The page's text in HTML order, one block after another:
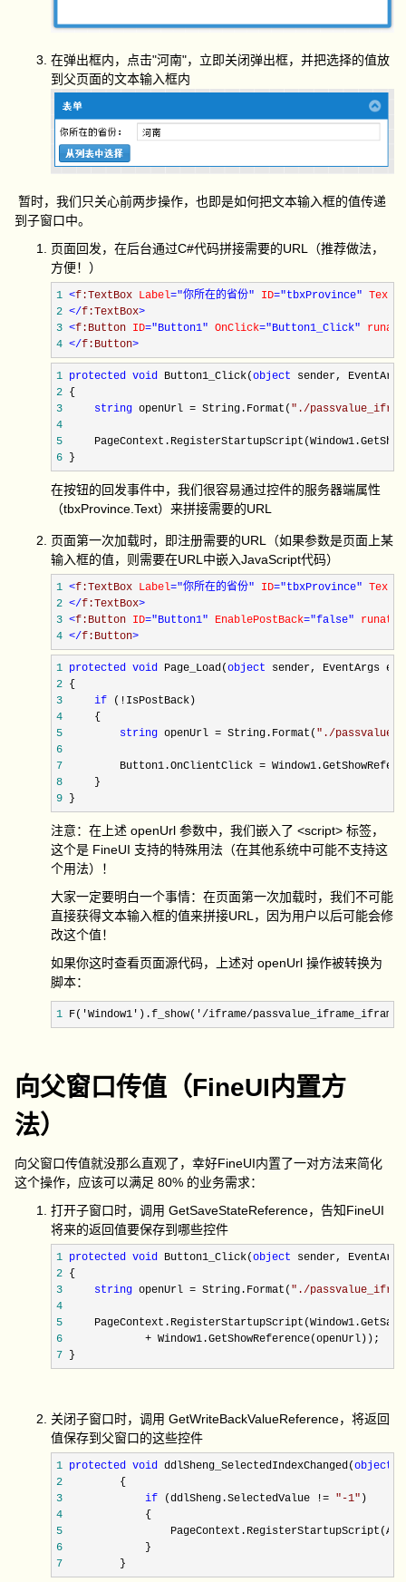
在弹出框内，点击"河南"，立即关闭弹出框，并把选择的值放
到父页面的文本输入框内
暂时，我们只关心前两步操作，也即是如何把文本输入框的值传递
到子窗口中。
页面回发，在后台通过C#代码拼接需要的URL（推荐做法，
方便！）
1 <f:TextBox Label="你所在的省份" ID="tbxProvince" Text
2 </f:TextBox>
3 <f:Button ID="Button1" OnClick="Button1_Click" runat
4 </f:Button>
1 protected void Button1_Click(object
2
3
string openUrl = String.Format( " ./
4
5
6 }
在按钮的回发事件中，我们很容易通过控件的服务器端属性
（tbxProvince.Text）来拼接需要的URL
页面第一次加载时，即注册需要的URL（如果参数是页面上某
输入框的值，则需要在URL中嵌入JavaScript代码）
1 <f:TextBox Label="你所在的省份" ID="tbxProvince" Text
2 </f:TextBox>
3 <f:Button ID="Button1" EnablePostBack="false" runat
4 </f:Button>
1 protected void Page_Load(object
2
3
if (!
4
5
string openUrl = String.Format( " ./
6
7
         Button1.OnClientClick =
8
9 }
注意：在上述 openUrl 参数中，我们嵌入了 <script> 标签，
这个是 FineUI 支持的特殊用法（在其他系统中可能不支持这
个用法）！
大家一定要明白一个事情：在页面第一次加载时，我们不可能
直接获得文本输入框的值来拼接URL，因为用户以后可能会修
改这个值！
如果你这时查看页面源代码，上述对 openUrl 操作被转换为
脚本：
1 F('Window1').f_show('/iframe/
向父窗口传值（FineUI内置方
法）
向父窗口传值就没那么直观了，幸好FineUI内置了一对方法来简化
这个操作，应该可以满足 80% 的业务需求：
打开子窗口时，调用 GetSaveStateReference，告知FineUI
将来的返回值要保存到哪些控件
1 protected void Button1_Click(object
2
3
string openUrl = String.Format( " ./
4
5
6
             +
7 }
关闭子窗口时，调用 GetWriteBackValueReference，将返回
值保存到父窗口的这些控件
1 protected void ddlSheng_SelectedIndexChanged(object
2
3
if (ddlSheng.SelectedValue != " -1"
4
5
6
7
         }